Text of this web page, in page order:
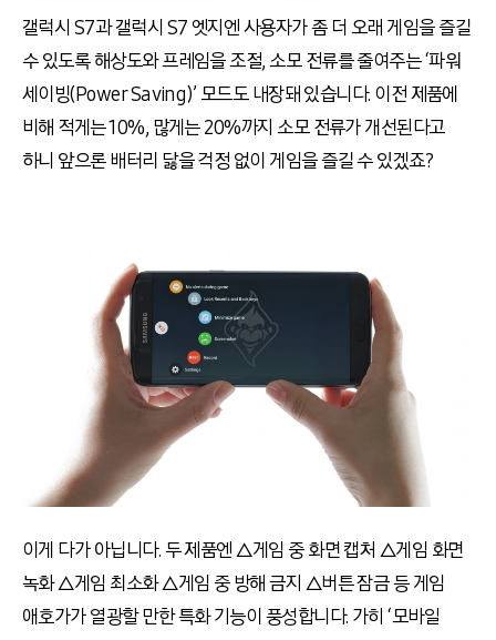
갤럭시 S7과 갤럭시 S7 엣지엔 사용자가 좀 더 오래 게임을 즐길
수 있도록 해상도와 프레임을 조절, 소모 전류를 줄여주는 ‘파워
세이빙(Power Saving)’ 모드도 내장돼 있습니다. 이전 제품에
비해 적게는 10%, 많게는 20%까지 소모 전류가 개선된다고
하니 앞으론 배터리 닳을 걱정 없이 게임을 즐길 수 있겠죠?
이게 다가 아닙니다. 두 제품엔 △게임 중 화면 캡처 △게임 화면
녹화 △게임 최소화 △게임 중 방해 금지 △버튼 잠금 등 게임
애호가가 열광할 만한 특화 기능이 풍성합니다. 가히 ‘모바일